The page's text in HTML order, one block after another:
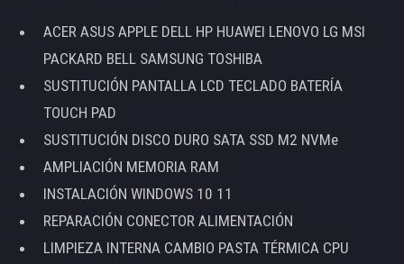
ACER ASUS APPLE DELL HP HUAWEI LENOVO LG MSI
PACKARD BELL SAMSUNG TOSHIBA
SUSTITUCIÓN PANTALLA LCD TECLADO BATERÍA
TOUCH PAD
SUSTITUCIÓN DISCO DURO SATA SSD M2 NVMe
AMPLIACIÓN MEMORIA RAM
INSTALACIÓN WINDOWS 10 11
REPARACIÓN CONECTOR ALIMENTACIÓN
LIMPIEZA INTERNA CAMBIO PASTA TÉRMICA CPU